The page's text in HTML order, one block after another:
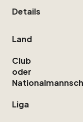
Details
Land
Club
oder
Liga